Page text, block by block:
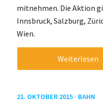
mitnehmen. Die Aktion
Innsbruck, Salzburg,
Wien.
Weiterlesen
21. OKTOBER 2015 · BAHN